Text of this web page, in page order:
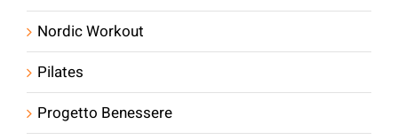
Nordic Workout
Pilates
Progetto Benessere